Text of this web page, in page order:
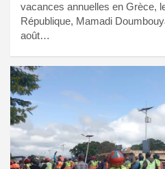
vacances annuelles en Grèce,
République, Mamadi
août…